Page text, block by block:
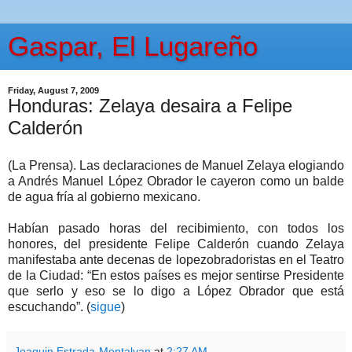
Gaspar, El Lugareño
Friday, August 7, 2009
Honduras: Zelaya desaira a Felipe
Calderón
(La Prensa). Las declaraciones de Manuel Zelaya elogiando
a Andrés Manuel López Obrador le cayeron como un balde
de agua fría al gobierno mexicano.
Habían pasado horas del recibimiento, con todos los
honores, del presidente Felipe Calderón cuando Zelaya
manifestaba ante decenas de lopezobradoristas en el Teatro
de la Ciudad: “En estos países es mejor sentirse Presidente
que serlo y eso se lo digo a López Obrador que está
escuchando”. (sigue)